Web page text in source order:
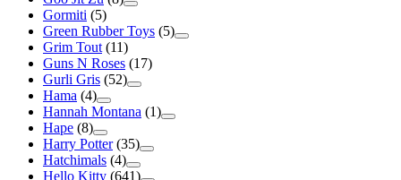
Gormiti (5)
Green Rubber Toys (5)
Grim Tout (11)
Guns N Roses (17)
Gurli Gris (52)
Hama (4)
Hannah Montana (1)
Hape (8)
Harry Potter (35)
Hatchimals (4)
Hello Kitty (641)